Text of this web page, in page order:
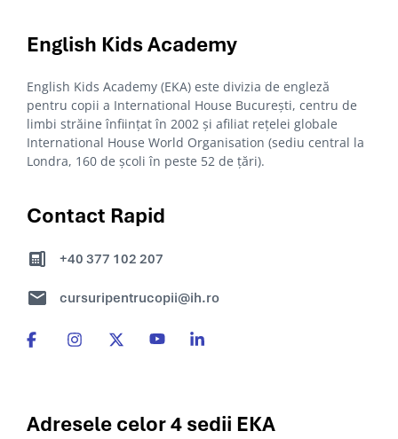
English KidsAcademy
English Kids Academy (EKA) este divizia de engleză
pentru copii a International House București, centru de
limbi străine înființat în 2002 și afiliat rețelei globale
International House World Organisation (sediu central la
Londra, 160 de școli în peste 52 de țări).
Contact Rapid
+40 377 102 207
cursuripentrucopii@ih.ro
Adresele celor 4 sedii EKA